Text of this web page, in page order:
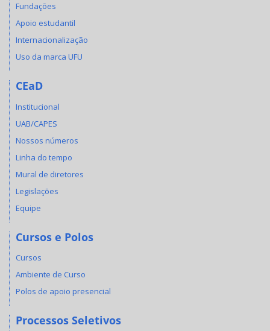
Fundações
Apoio estudantil
Internacionalização
Uso da marca UFU
CEaD
Institucional
UAB/CAPES
Nossos números
Linha do tempo
Mural de diretores
Legislações
Equipe
Cursos e Polos
Cursos
Ambiente de Curso
Polos de apoio presencial
Processos Seletivos